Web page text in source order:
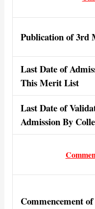
Publication of 3rd
Last Date of
This Merit List
Last Date of
Admission By
Commencement of